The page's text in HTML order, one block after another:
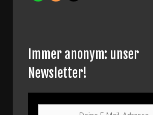
Immer anonym: unser
Newsletter!